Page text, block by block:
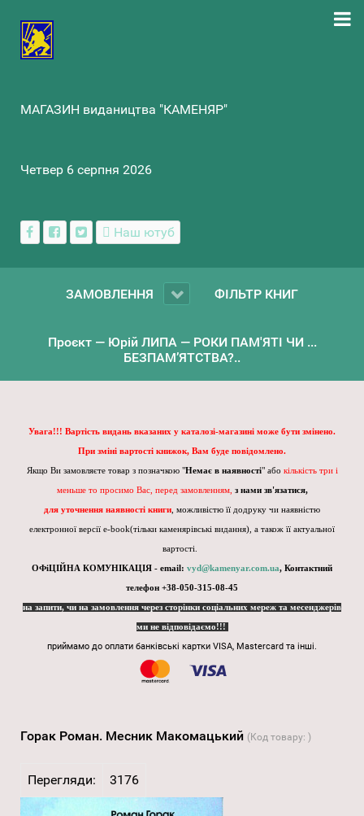
МАГАЗИН видаництва "КАМЕНЯР"
Четвер 6 серпня 2026
Наш ютуб
ЗАМОВЛЕННЯ ФІЛЬТР КНИГ
Проєкт — Юрій ЛИПА — РОКИ ПАМ'ЯТІ ЧИ ...
БЕЗПАМ’ЯТСТВА?..
Увага!!! Вартість видань вказаних у каталозі-магазині може бути змінено.
При зміні вартості книжок, Вам буде повідомлено.
Якщо Ви замовляєте товар з позначкою "Немає в наявності" або кількість три і
меньше то просимо Вас, перед замовленням, з нами зв'язатися,
для уточнення наявності книги , можливістю її додруку чи наявністю
електронної версії e-book(тільки каменярівські видання), а також її актуальної
вартості.
ОФіЦІЙНА КОМУНІКАЦІЯ - email: vyd@kamenyar.com.ua, Контактний
телефон +38-050-315-08-45
на запити, чи на замовлення через сторінки соціальних мереж та месенджерів
ми не відповідаємо!!!
приймамо до оплати банківські картки VISA, Mastercard та інші.
Горак Роман. Месник Макомацький (Код товару: )
Перегляди: 3176